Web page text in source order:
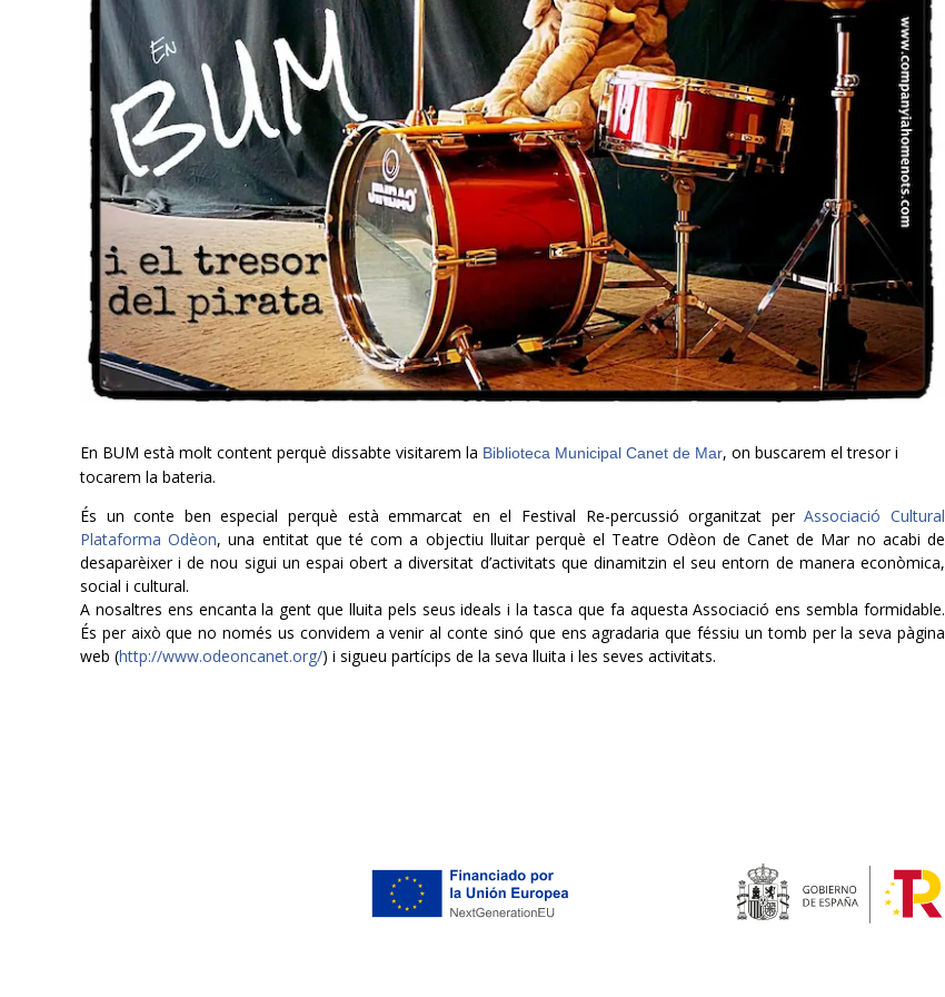
En BUM està molt content perquè dissabte visitarem la Biblioteca Municipal Canet de Mar, on buscarem el tresor i
tocarem la bateria.
És un conte ben especial perquè està emmarcat en el Festival Re-percussió organitzat perAssociació Cultural
Plataforma Odèon, una entitat que té com a objectiu lluitar perquè el Teatre Odèon de Canet de Mar no acabi de
desaparèixer i de nou sigui un espai obert a diversitat d’activitats que dinamitzin el seu entorn de manera econòmica,
social i cultural.
A nosaltres ens encanta la gent que lluita pels seus ideals i la tasca que fa aquesta Associació ens sembla formidable.
És per això que no només us convidem a venir al conte sinó que ens agradaria que féssiu un tomb per la seva pàgina
web (http://www.odeoncanet.org/) i sigueu partícips de la seva lluita i les seves activitats.